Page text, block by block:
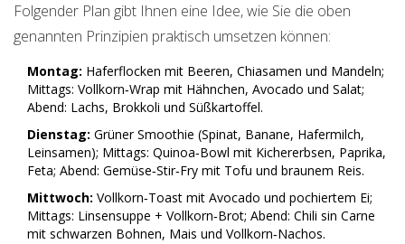
Folgender Plan gibt Ihnen eine Idee, wie Sie die oben
genannten Prinzipien praktisch umsetzen können:
Montag: Haferflocken mit Beeren, Chiasamen und Mandeln;
Mittags: Vollkorn‑Wrap mit Hähnchen, Avocado und Salat;
Abend: Lachs, Brokkoli und Süßkartoffel.
Dienstag: Grüner Smoothie (Spinat, Banane, Hafermilch,
Leinsamen); Mittags: Quinoa‑Bowl mit Kichererbsen, Paprika,
Feta; Abend: Gemüse‑Stir‑Fry mit Tofu und braunem Reis.
Mittwoch: Vollkorn‑Toast mit Avocado und pochiertem Ei;
Mittags: Linsensuppe + Vollkorn‑Brot; Abend: Chili sin Carne
mit schwarzen Bohnen, Mais und Vollkorn‑Nachos.